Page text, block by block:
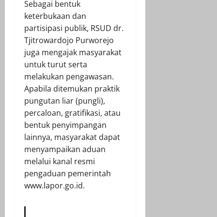
Sebagai bentuk
keterbukaan dan
partisipasi publik, RSUD dr.
Tjitrowardojo Purworejo
juga mengajak masyarakat
untuk turut serta
melakukan pengawasan.
Apabila ditemukan praktik
pungutan liar (pungli),
percaloan, gratifikasi, atau
bentuk penyimpangan
lainnya, masyarakat dapat
menyampaikan aduan
melalui kanal resmi
pengaduan pemerintah
www.lapor.go.id.